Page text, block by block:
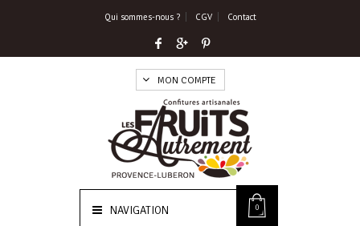
Qui sommes-nous ? CGV Contact
MON COMPTE
0
NAVIGATION